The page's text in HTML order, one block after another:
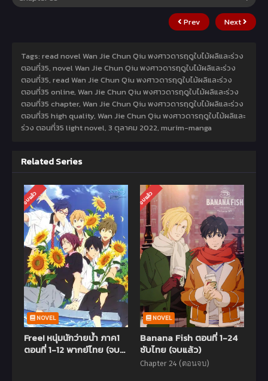
Prev Next
Tags: read novel Wan Jie Chun Qiu พงศาวดารฤดูใบไม้ผลิและร่วง
ตอนที่35, novel Wan Jie Chun Qiu พงศาวดารฤดูใบไม้ผลิและร่วง
ตอนที่35, read Wan Jie Chun Qiu พงศาวดารฤดูใบไม้ผลิและร่วง
ตอนที่35 online, Wan Jie Chun Qiu พงศาวดารฤดูใบไม้ผลิและร่วง
ตอนที่35 chapter, Wan Jie Chun Qiu พงศาวดารฤดูใบไม้ผลิและร่วง
ตอนที่35 high quality, Wan Jie Chun Qiu พงศาวดารฤดูใบไม้ผลิและ
ร่วง ตอนที่35 light novel, 3 ตุลาคม 2022, murim-manga
Related Series
จบแล้ว
NOVEL
Free! หนุ่มนักว่ายน้ำ ภาค1
ตอนที่ 1-12 พากย์ไทย (จบ
จบแล้ว
NOVEL
Banana Fish ตอนที่ 1-24
ซับไทย (จบแล้ว)
Chapter 24 (ตอนจบ)